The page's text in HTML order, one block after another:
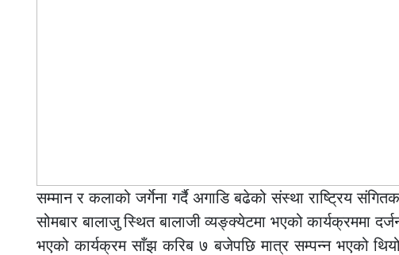
सम्मान र कलाको जर्गेना गर्दै अगाडि बढेको संस्था राष्ट्रिय
सोमबार बालाजु स्थित बालाजी व्यङ्क्येटमा भएको कार्यक्रममा
भएको कार्यक्रम साँझ करिब ७ बजेपछि मात्र सम्पन्न भएको